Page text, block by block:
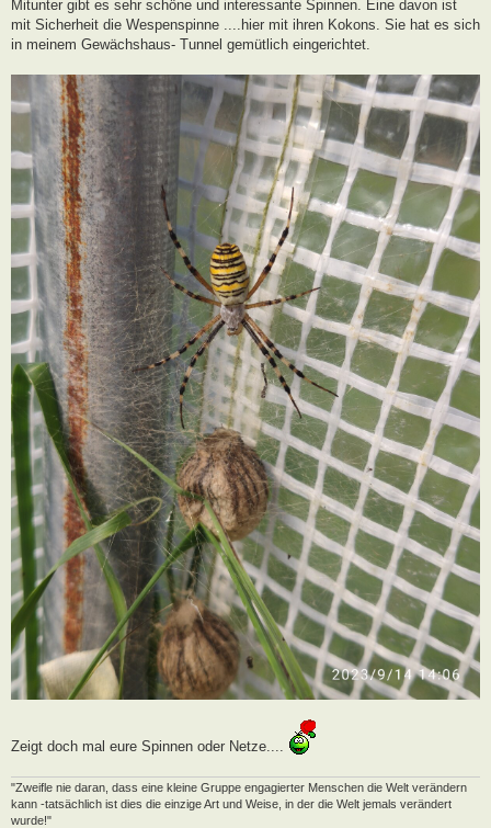
Mitunter gibt es sehr schöne und interessante Spinnen. Eine davon ist
mit Sicherheit die Wespenspinne ....hier mit ihren Kokons. Sie hat es sich
in meinem Gewächshaus- Tunnel gemütlich eingerichtet.
Zeigt doch mal eure Spinnen oder Netze....
"Zweifle nie daran, dass eine kleine Gruppe engagierter Menschen die Welt verändern
kann -tatsächlich ist dies die einzige Art und Weise, in der die Welt jemals verändert
wurde!"